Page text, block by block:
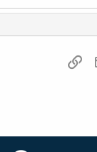
דואר אלקטרוני